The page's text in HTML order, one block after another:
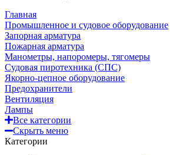
Главная
Промышленное и судовое оборудование
Запорная арматура
Пожарная арматура
Манометры, напоромеры, тягомеры
Судовая пиротехника (СПС)
Якорно-цепное оборудование
Предохранители
Вентиляция
Лампы
Все категории
Скрыть меню
Категории